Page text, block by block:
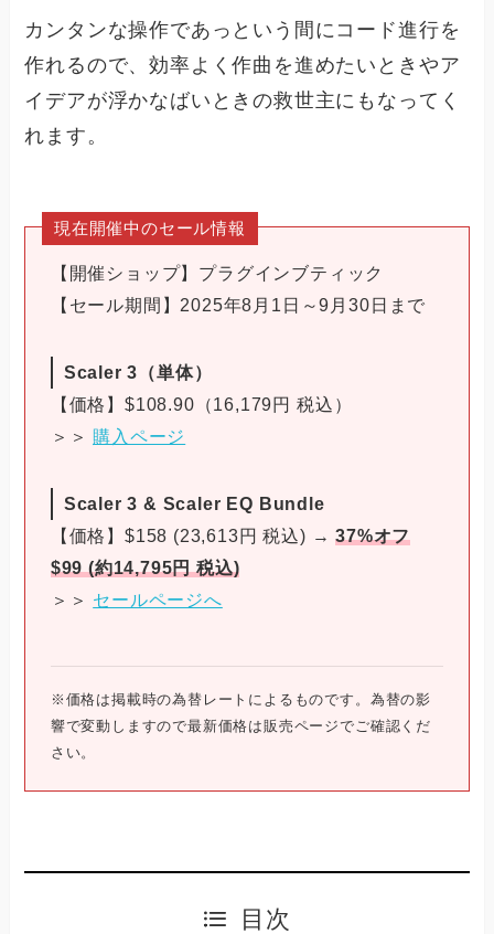
カンタンな操作であっという間にコード進行を
作れるので、効率よく作曲を進めたいときやア
イデアが浮かなばいときの救世主にもなってく
れます。
現在開催中のセール情報
【開催ショップ】プラグインブティック
【セール期間】2025年8月1日～9月30日まで
Scaler 3（単体）
【価格】$108.90（16,179円 税込）
＞＞ 購入ページ
Scaler 3 & Scaler EQ Bundle
【価格】$158 (23,613円 税込) →37%オフ
$99 (約14,795円 税込)
＞＞ セールページへ
※価格は掲載時の為替レートによるものです。為替の影
響で変動しますので最新価格は販売ページでご確認くだ
さい。
目次